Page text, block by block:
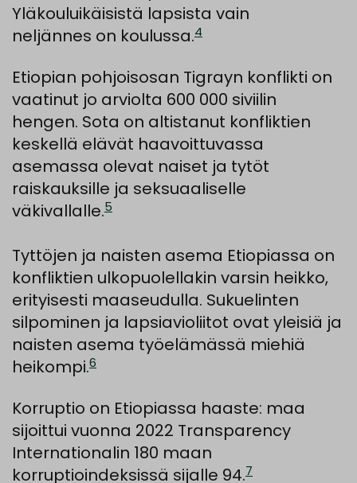
Yläkouluikäisistä lapsista vain
neljännes on koulussa.4
Etiopian pohjoisosan Tigrayn konflikti on
vaatinut jo arviolta 600 000 siviilin
hengen. Sota on altistanut konfliktien
keskellä elävät haavoittuvassa
asemassa olevat naiset ja tytöt
raiskauksille ja seksuaaliselle
väkivallalle.5
Tyttöjen ja naisten asema Etiopiassa on
konfliktien ulkopuolellakin varsin heikko,
erityisesti maaseudulla. Sukuelinten
silpominen ja lapsiavioliitot ovat yleisiä ja
naisten asema työelämässä miehiä
heikompi.6
Korruptio on Etiopiassa haaste: maa
sijoittui vuonna 2022 Transparency
Internationalin 180 maan
korruptioindeksissä sijalle 94.7